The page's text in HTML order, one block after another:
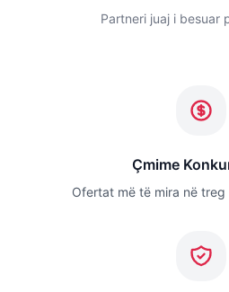
Partneri juaj i besuar
Çmime
Ofertat më të mira në